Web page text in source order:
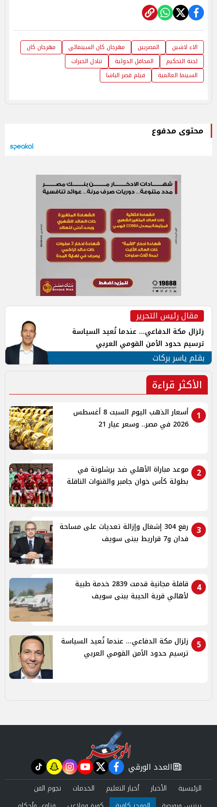
الاء لاشين المصريين مهرجان كان السينمائي
مهرجان كان
لجنة التحكيم
المحافل الدولية
تبادل الخبرات
السينما العالمية
فيلم قصر الباشا
محتوى مدفوع
مقال رئيس التحرير
زلزال مكة الدفاعي... عندما تُعيد السياسة
ترسيم حدود الأمن القومي العربي
بقلم ياسر بركات
الأكثر قراءة
1
أسعار الذهب اليوم السبت 8 أغسطس
2026 في مصر.. وسعر عيار 21
2
موعد مباراة الأهلي ضد برشلونة في
بطولة كأس خوان جامبر والقنوات الناقلة
3
رفع 304 إشغال وإزالة تعديات على مساحة
فدان و7 قراريط ببنى سويف
4
قافلة مجانية قدمت 2839 خدمة طبية
لأهالي قرية الحيبة ببنى سويف
5
زلزال مكة الدفاعي... عندما تُعيد السياسة
ترسيم حدود الأمن القومي العربي
newspaper
العدد الورقي facebook
twitter
youtube
instagram
snapchat
tiktok
الرئيسية الأخبار أخبار التعليم الخدمات
نجوم الفن